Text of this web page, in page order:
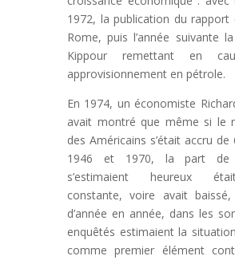
1972, la publication du rapport
Rome, puis l’année suivante
Kippour remettant en
approvisionnement en pétrole.
En 1974, un économiste
avait montré que même si le
des Américains s’était accru de
1946 et 1970, la part de
s’estimaient heureux
constante, voire avait
d’année en année, dans les
enquêtés estimaient la
comme premier élément